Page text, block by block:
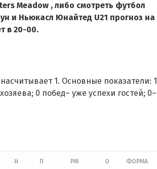
Meadow , либо смотреть футбол
и Ньюкасл Юнайтед U21 прогноз на
в 20-00.
1. Основные показатели: 1
0 побед– уже успехи гостей; 0–
Н П РМ О ФОРМА